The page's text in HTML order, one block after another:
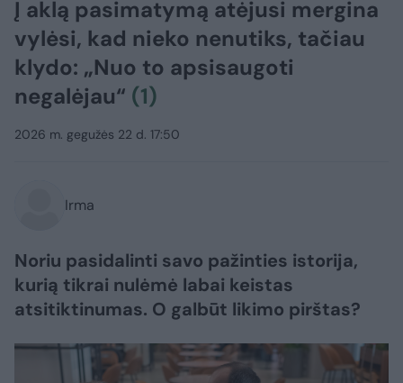
Į aklą pasimatymą atėjusi mergina
vylėsi, kad nieko nenutiks, tačiau
klydo: „Nuo to apsisaugoti
negalėjau“ (1)
2026 m. gegužės 22 d. 17:50
Irma
Noriu pasidalinti savo pažinties istorija,
kurią tikrai nulėmė labai keistas
atsitiktinumas. O galbūt likimo pirštas?